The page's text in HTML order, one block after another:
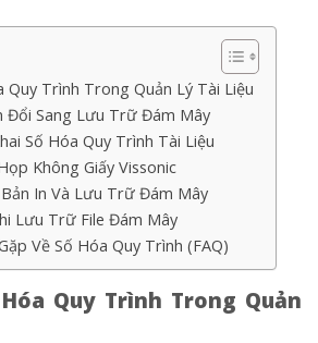
Quy Trình Trong Quản Lý Tài Liệu
Đổi Sang Lưu Trữ Đám Mây
Số Hóa Quy Trình Tài Liệu
Không Giấy Vissonic
In Và Lưu Trữ Đám Mây
Lưu Trữ File Đám Mây
Về Số Hóa Quy Trình (FAQ)
Quy Trình Trong Quản